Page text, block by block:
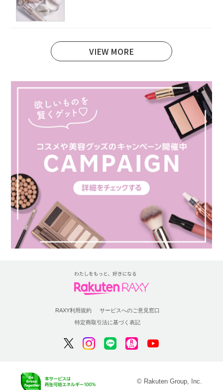
VIEW MORE
RAXY利用規約
サービスへのご意見窓口
特定商取引法に基づく表記
© Rakuten Group, Inc.